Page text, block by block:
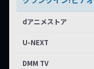
dアニメストア
U-NEXT
DMM TV